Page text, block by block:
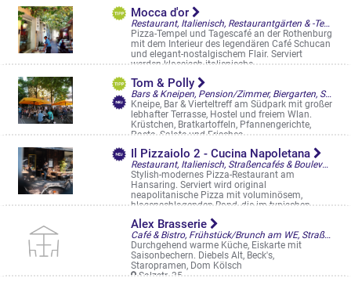
Mocca d'or
Restaurant, Italienisch, Restaurantgärten & -Terrassen, Straßencafés & Boulevardterrassen
Pizza-Tempel und Tagescafé an der Rothenburg
mit dem Interieur des legendären Café Schucan
und elegant-nostalgischem Flair. Serviert
werden klassisch italienische, ...
Rothenburg 14-16
Tom & Polly
Bars & Kneipen, Pension/Zimmer, Biergarten, Straßencafés & Boulevardterrassen
Kneipe, Bar & Vierteltreff am Südpark mit großer
lebhafter Terrasse, Hostel und freiem Wlan.
Krüstchen, Bratkartoffeln, Pfannengerichte,
Pasta, Salate und Frisches ...
Il Pizzaiolo 2 - Cucina Napoletana
Restaurant, Italienisch, Straßencafés & Boulevardterrassen
Stylish-modernes Pizza-Restaurant am
Hansaring. Serviert wird original
neapolitanische Pizza mit voluminösem,
blasenschlagenden Rand, die im typischen
Rundsteinofen bei ...
Hansaring 37
Alex Brasserie
Café & Bistro, Frühstück/Brunch am WE, Straßencafés & Boulevardterrassen
Durchgehend warme Küche, Eiskarte mit
Saisonbechern. Diebels Alt, Beck's,
Staropramen, Dom Kölsch
Salzstr. 35